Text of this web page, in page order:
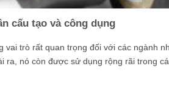
cấu tạo và công dụng
vai trò rất quan trọng đối với các ngành
ra, nó còn được sử dụng rộng rãi trong